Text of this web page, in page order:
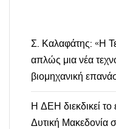
Σ. Καλαφάτης: «Η
απλώς μια νέα
βιομηχανική
Η ΔΕΗ διεκδικεί
Δυτική Μακεδονία